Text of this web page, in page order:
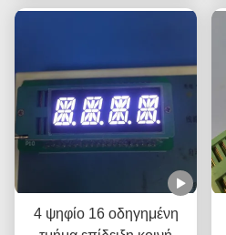
4 ψηφίο 16 οδηγημένη